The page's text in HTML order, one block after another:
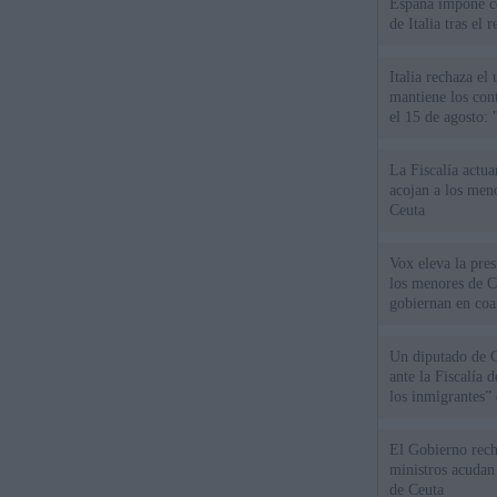
España impone
de Italia tras el
Italia rechaza
mantiene los
el 15 de agosto:
La Fiscalía
acojan a los
Ceuta
Vox eleva la
los menores de
gobiernan en
Un diputado de
ante la Fiscalía
los inmigrantes”
El Gobierno
ministros
de Ceuta